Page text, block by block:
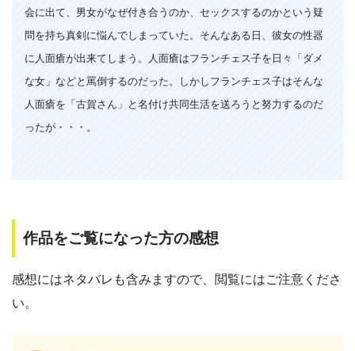
MBS動画イズム
ー ー ・視聴できません
ー ・視聴できません
会に出て、男女がなぜ付き合うのか、セックスするのかという疑
問を持ち真剣に悩んでしまっていた。そんなある日、彼女の性器
に人面瘡が出来てしまう。人面瘡はフランチェス子を日々「ダメ
な女」などと罵倒するのだった。しかしフランチェス子はそんな
人面瘡を「古賀さん」と名付け共同生活を送ろうと努力するのだ
ったが・・・。
作品をご覧になった方の感想
感想にはネタバレも含みますので、閲覧にはご注意くださ
い。